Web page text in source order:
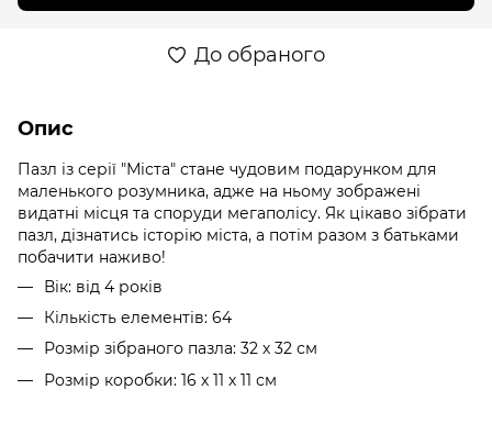
До обраного
Опис
Пазл із серії "Міста" стане чудовим подарунком для
маленького розумника, адже на ньому зображені
видатні місця та споруди мегаполісу. Як цікаво зібрати
пазл, дізнатись історію міста, а потім разом з батьками
побачити наживо!
Вік: від 4 років
Кількість елементів: 64
Розмір зібраного пазла: 32 х 32 см
Розмір коробки: 16 х 11 х 11 см